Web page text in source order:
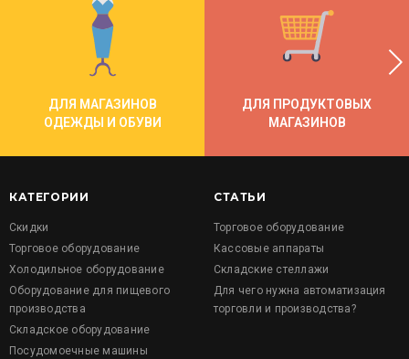
ДЛЯ МАГАЗИНОВ
ОДЕЖДЫ И ОБУВИ
ДЛЯ ПРОДУКТОВЫХ
МАГАЗИНОВ
КАТЕГОРИИ
Скидки
Торговое оборудование
Холодильное оборудование
Оборудование для пищевого
производства
Складское оборудование
Посудомоечные машины
СТАТЬИ
Торговое оборудование
Кассовые аппараты
Складские стеллажи
Для чего нужна автоматизация
торговли и производства?